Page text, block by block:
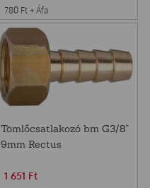
780 Ft + Áfa
Tömlőcsatlakozó bm G3/8"
9mm Rectus
1 651 Ft